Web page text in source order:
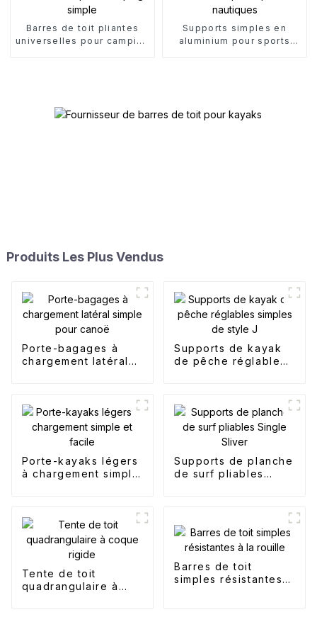
Barres de toit pliantes
universelles pour camping
Supports simples en
aluminium pour sports
Produits Les Plus Vendus
Porte-bagages à
chargement latéral
Supports de kayak
de pêche réglables
Porte-kayaks légers
à chargement simple
Supports de planche
de surf pliables
Tente de toit
quadrangulaire à
Barres de toit
simples résistantes à